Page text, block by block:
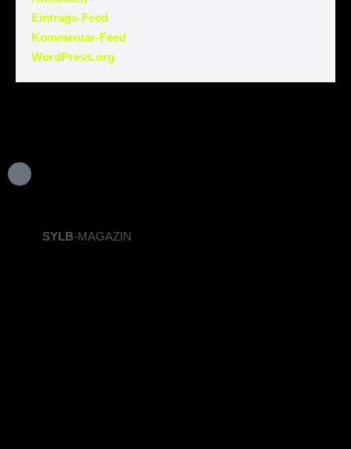
Eintrags-Feed
Kommentar-Feed
WordPress.org
SYLB-MAGAZIN